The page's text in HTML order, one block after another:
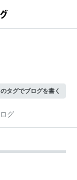
タグでブログを書く
グ